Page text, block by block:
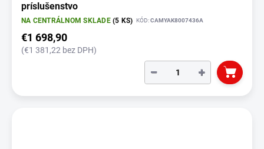
príslušenstvo
NA CENTRÁLNOM SKLADE(5 KS) KÓD:CAMYAK8007436A
€1 698,90
(€1 381,22 bez DPH)
+
−